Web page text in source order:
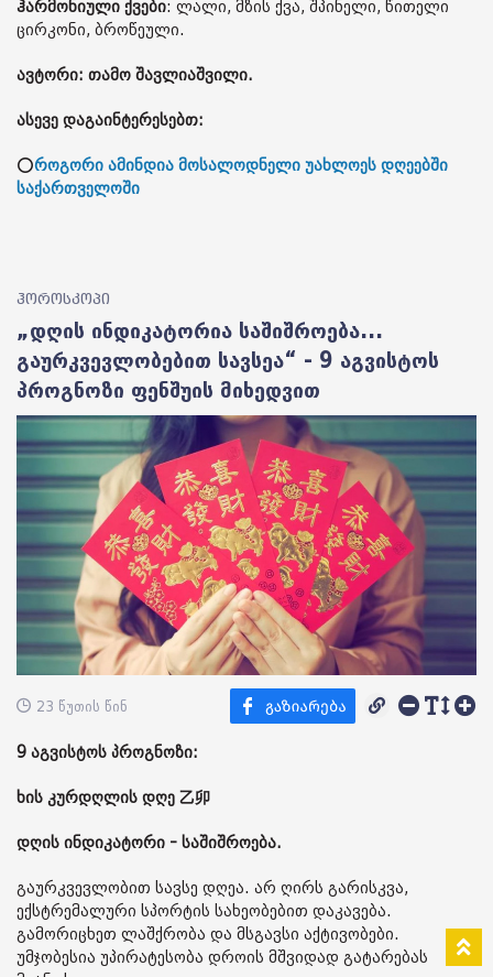
ჰარმონიული ქვები: ლალი, მზის ქვა, შპინელი, წითელი
ცირკონი, ბროწეული.
ავტორი: თამო შავლიაშვილი.
ასევე დაგაინტერესებთ:
⭕როგორი ამინდია მოსალოდნელი უახლოეს დღეებში
საქართველოში
ჰოროსკოპი
„დღის ინდიკატორია საშიშროება...
გაურკვევლობებით სავსეა“ - 9 აგვისტოს
პროგნოზი ფენშუის მიხედვით
23 წუთის წინ
9 აგვისტოს პროგნოზი:
ხის კურდღლის დღე 乙卯
დღის ინდიკატორი - საშიშროება.
გაურკვევლობით სავსე დღეა. არ ღირს გარისკვა,
ექსტრემალური სპორტის სახეობებით დაკავება.
გამორიცხეთ ლაშქრობა და მსგავსი აქტივობები.
უმჯობესია უპირატესობა დროის მშვიდად გატარებას